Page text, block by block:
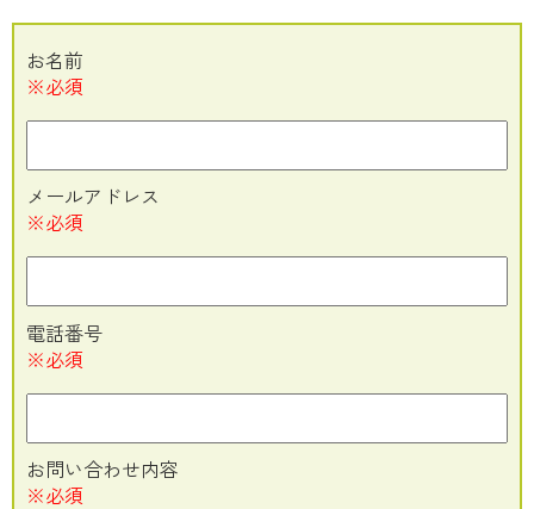
お名前
※必須
メールアドレス
※必須
電話番号
※必須
お問い合わせ内容
※必須